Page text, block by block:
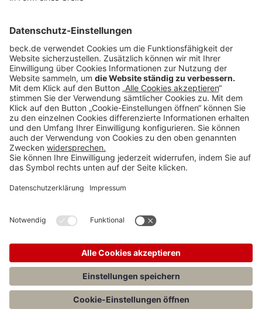
Anzeigen